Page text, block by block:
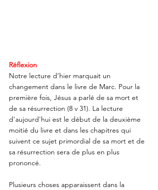
Réflexion
Notre lecture d’hier marquait un
changement dans le livre de Marc. Pour la
première fois, Jésus a parlé de sa mort et
de sa résurrection (8 v 31). La lecture
d'aujourd'hui est le début de la deuxième
moitié du livre et dans les chapitres qui
suivent ce sujet primordial de sa mort et de
sa résurrection sera de plus en plus
prononcé.
Plusieurs choses apparaissent dans la